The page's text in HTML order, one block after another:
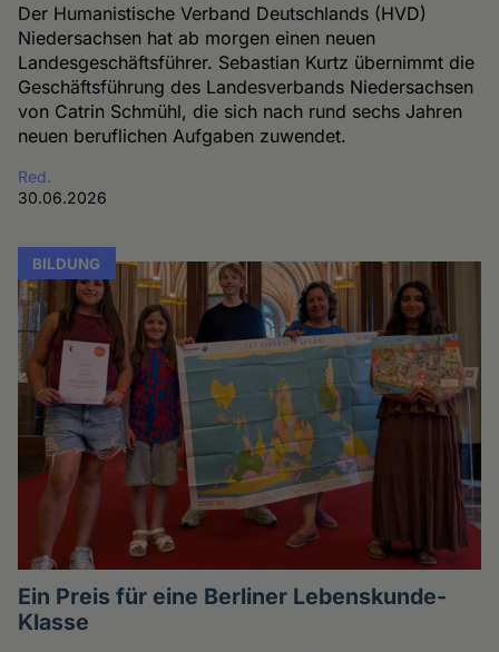
Der Humanistische Verband Deutschlands (HVD)
Niedersachsen hat ab morgen einen neuen
Landesgeschäftsführer. Sebastian Kurtz übernimmt die
Geschäftsführung des Landesverbands Niedersachsen
von Catrin Schmühl, die sich nach rund sechs Jahren
neuen beruflichen Aufgaben zuwendet.
Red.
30.06.2026
BILDUNG
Ein Preis für eine Berliner Lebenskunde-
Klasse